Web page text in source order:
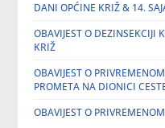
DANI OPĆINE KRIŽ & 14.
OBAVIJEST O DEZINSEKCIJI
KRIŽ
OBAVIJEST O
PROMETA NA DIONICI
OBAVIJEST O